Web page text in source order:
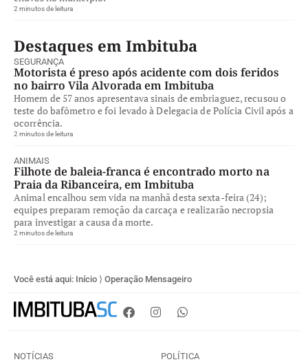
2 minutos de leitura
Destaques em Imbituba
SEGURANÇA
Motorista é preso após acidente com dois feridos
no bairro Vila Alvorada em Imbituba
Homem de 57 anos apresentava sinais de embriaguez, recusou o
teste do bafômetro e foi levado à Delegacia de Polícia Civil após a
ocorrência.
2 minutos de leitura
ANIMAIS
Filhote de baleia-franca é encontrado morto na
Praia da Ribanceira, em Imbituba
Animal encalhou sem vida na manhã desta sexta-feira (24);
equipes preparam remoção da carcaça e realizarão necropsia
para investigar a causa da morte.
2 minutos de leitura
Você está aqui: Início ⟩ Operação Mensageiro
NOTÍCIAS
POLÍTICA